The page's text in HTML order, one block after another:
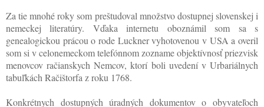
Za tie mnohé roky som preštudoval množstvo dostupnej slovenskej i
nemeckej literatúry. Vďaka internetu oboznámil som sa s
genealogickou prácou o rode Luckner vyhotovenou v USA a overil
som si v celonemeckom telefónnom zozname objektívnosť priezvisk
menovcov račianskych Nemcov, ktorí boli uvedení v Urbariálnych
tabuľkách Račištorfa z roku 1768.
Konkrétnych dostupných úradných dokumentov o obyvateľoch